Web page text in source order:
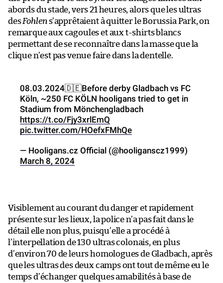
abords du stade, vers 21 heures, alors que les ultras
desFohlen s’apprêtaient à quitter le Borussia Park, on
remarque aux cagoules et aux t-shirts blancs
permettant de se reconnaître dans la masse que la
clique n’est pas venue faire dans la dentelle.
08.03.2024🇩🇪Before derby Gladbach vs FC
Köln, ~250 FC KÖLN hooligans tried to get in
Stadium from Mönchengladbach
https://t.co/Fjy3xrlEmQ
pic.twitter.com/HOefxFMhQe
— Hooligans.cz Official (@hooliganscz1999)
March 8, 2024
Visiblement au courant du danger et rapidement
présente sur les lieux, la police n’a pas fait dans le
détail elle non plus, puisqu’elle a procédé à
l’interpellation de 130 ultras colonais, en plus
d’environ 70 de leurs homologues de Gladbach, après
que les ultras des deux camps ont tout de même eu le
temps d’échanger quelques amabilités à base de